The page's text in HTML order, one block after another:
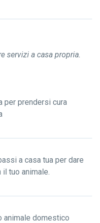
servizi a casa propria.
per prendersi cura
a casa tua per dare
il tuo animale.
animale domestico